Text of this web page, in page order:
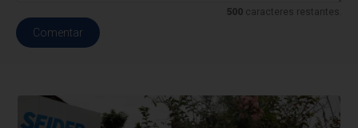
500caracteres restantes.
Comentar